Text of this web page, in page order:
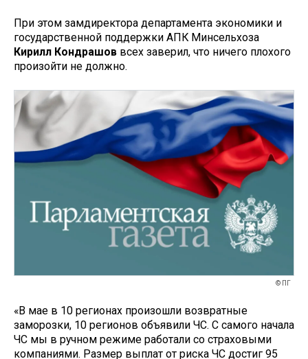
При этом замдиректора департамента экономики и
государственной поддержки АПК Минсельхоза
Кирилл Кондрашов всех заверил, что ничего плохого
произойти не должно.
© ПГ
«В мае в 10 регионах произошли возвратные
заморозки, 10 регионов объявили ЧС. С самого начала
ЧС мы в ручном режиме работали со страховыми
компаниями. Размер выплат от риска ЧС достиг 95